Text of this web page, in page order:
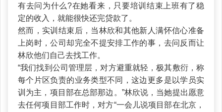
有去问为什么?在她看来，只要培训结束上班有了稳
定的收入，就能很快还完贷款了。
然而，实训结束后，当林欣和其他新人满怀信心准备
上岗时，公司却完全不提安排工作的事，去问反而让
林欣他们自己去找工作。
“我们找到公司管理层，对方避重就轻，极其敷衍，称
每个片区负责的业务类型不同，这边更多是以学员实
训为主，项目部在总部那边。”林欣说，当她提出愿意
去任何项目部工作时，对方“一会儿说项目部在北京，